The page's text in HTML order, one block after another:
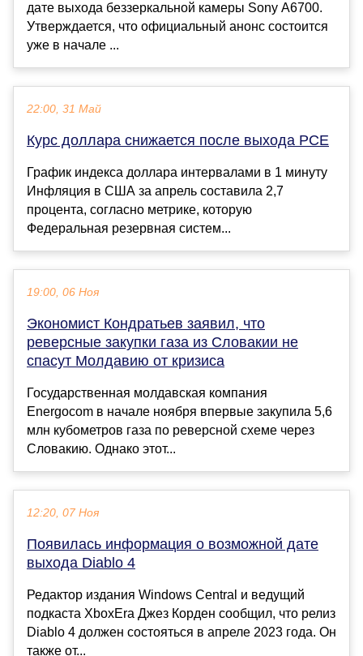
дате выхода беззеркальной камеры Sony A6700.
Утверждается, что официальный анонс состоится
уже в начале ...
22:00, 31 Май
Курс доллара снижается после выхода PCE
График индекса доллара интервалами в 1 минуту
Инфляция в США за апрель составила 2,7
процента, согласно метрике, которую
Федеральная резервная систем...
19:00, 06 Ноя
Экономист Кондратьев заявил, что
реверсные закупки газа из Словакии не
спасут Молдавию от кризиса
Государственная молдавская компания
Energocom в начале ноября впервые закупила 5,6
млн кубометров газа по реверсной схеме через
Словакию. Однако этот...
12:20, 07 Ноя
Появилась информация о возможной дате
выхода Diablo 4
Редактор издания Windows Central и ведущий
подкаста XboxEra Джез Корден сообщил, что релиз
Diablo 4 должен состояться в апреле 2023 года. Он
также от...